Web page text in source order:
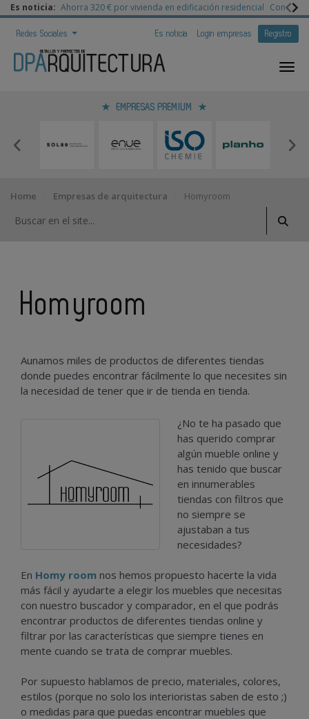
Es noticia: Ahorra 320 € por vivienda en edificación residencial
Redes Sociales Es noticia Login empresas Registro
EMPRESAS PREMIUM
Home Empresas de arquitectura Homyroom
Homyroom
Aunamos miles de productos de diferentes tiendas
donde puedes encontrar fácilmente lo que necesites sin
la necesidad de tener que ir de tienda en tienda.
¿No te ha pasado que
has querido comprar
algún mueble online y
has tenido que buscar
en innumerables
tiendas con filtros que
no siempre se
ajustaban a tus
necesidades?
En Homy room nos hemos propuesto hacerte la vida
más fácil y ayudarte a elegir los muebles que necesitas
con nuestro buscador y comparador, en el que podrás
encontrar productos de diferentes tiendas online y
filtrar por las características que siempre tienes en
mente cuando se trata de comprar muebles.
Por supuesto hablamos de precio, materiales, colores,
estilos (porque no solo los interioristas saben de esto ;)
o medidas para que puedas encontrar muebles que